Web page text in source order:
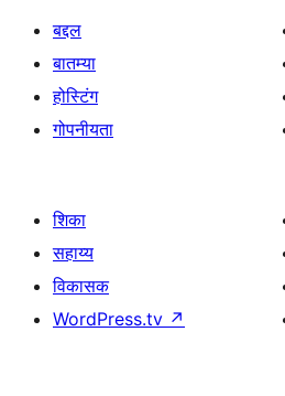
बद्दल
बातम्या
होस्टिंग
गोपनीयता
शिका
सहाय्य
विकासक
WordPress.tv ↗